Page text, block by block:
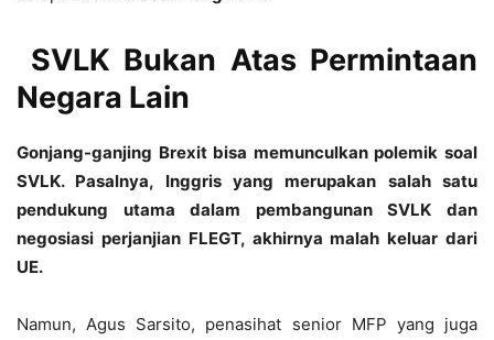
SVLK Bukan Atas Permintaan
Negara Lain
Gonjang-ganjing Brexit bisa memunculkan polemik soal
SVLK. Pasalnya, Inggris yang merupakan salah satu
pendukung utama dalam pembangunan SVLK dan
negosiasi perjanjian FLEGT, akhirnya malah keluar dari
UE.
Namun, Agus Sarsito, penasihat senior MFP yang juga